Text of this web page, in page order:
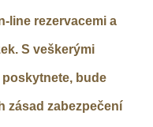
line rezervacemi a
S veškerými
bude
zásad zabezpečení